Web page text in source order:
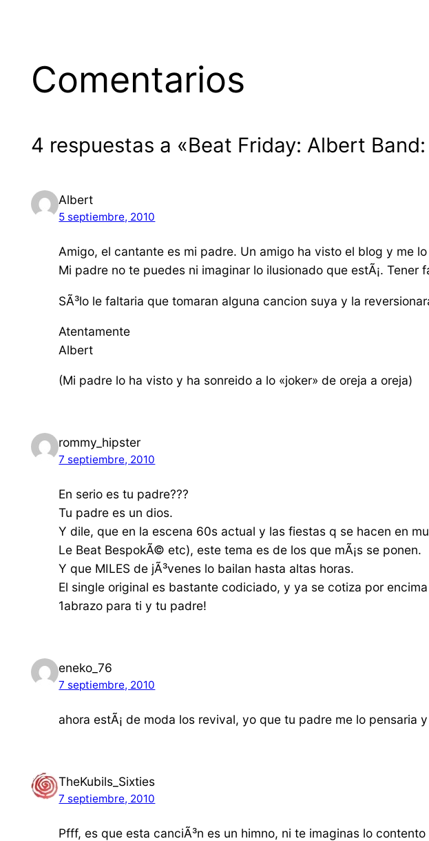
Comentarios
4 respuestas a «Beat Friday: Albert Band:
Albert
5 septiembre, 2010
Amigo, el cantante es mi padre. Un amigo ha visto el blog y me
Mi padre no te puedes ni imaginar lo ilusionado que estÃ¡.
SÃ³lo le faltaria que tomaran alguna cancion suya y la
Atentamente
Albert
(Mi padre lo ha visto y ha sonreido a lo «joker» de oreja a oreja)
rommy_hipster
7 septiembre, 2010
En serio es tu padre???
Tu padre es un dios.
Y dile, que en la escena 60s actual y las fiestas q se hacen en
Le Beat BespokÃ© etc), este tema es de los que mÃ¡s se ponen.
Y que MILES de jÃ³venes lo bailan hasta altas horas.
El single original es bastante codiciado, y ya se cotiza por
1abrazo para ti y tu padre!
eneko_76
7 septiembre, 2010
ahora estÃ¡ de moda los revival, yo que tu padre me lo
TheKubils_Sixties
7 septiembre, 2010
Pfff, es que esta canciÃ³n es un himno, ni te imaginas lo